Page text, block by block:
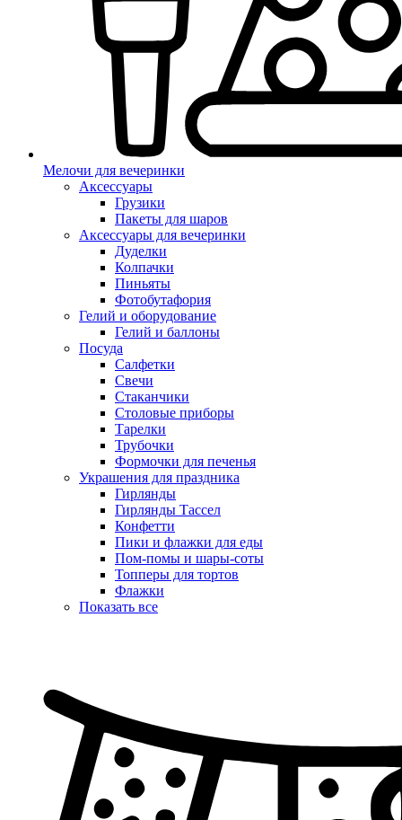
Мелочи для вечеринки
Аксессуары
Грузики
Пакеты для шаров
Аксессуары для вечеринки
Дуделки
Колпачки
Пиньяты
Фотобутафория
Гелий и оборудование
Гелий и баллоны
Посуда
Салфетки
Свечи
Стаканчики
Столовые приборы
Тарелки
Трубочки
Формочки для печенья
Украшения для праздника
Гирлянды
Гирлянды Тассел
Конфетти
Пики и флажки для еды
Пом-помы и шары-соты
Топперы для тортов
Флажки
Показать все